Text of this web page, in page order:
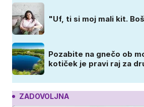
"Uf, ti si moj mali kit.
Pozabite na gnečo ob
kotiček je pravi raj za
ZADOVOLJNA